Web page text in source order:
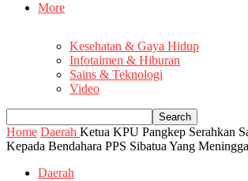
More
Kesehatan & Gaya Hidup
Infotaimen & Hiburan
Sains & Teknologi
Video
Home Daerah Ketua KPU Pangkep Serahkan
Kepada Bendahara PPS Sibatua Yang
Daerah